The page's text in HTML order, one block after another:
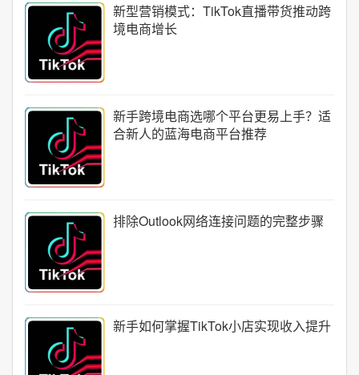
新型营销模式：TikTok直播带货推动跨
境电商增长
新手跨境电商选哪个平台更易上手？适
合新人的蓝海电商平台推荐
排除Outlook网络连接问题的完整步骤
新手如何掌握TikTok小店实现收入提升